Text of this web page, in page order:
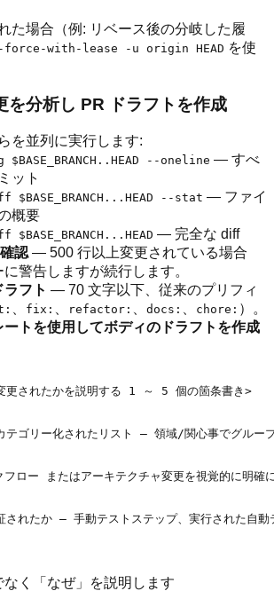
た場合（例: リベース後の分岐した履
with-lease -u origin HEAD を使
を分析し PR ドラフトを作成
を並列に実行します:
--oneline — すべ
ット
--stat — ファイ
概要
— 完全な diff
認 — 500 行以上変更されている場合
警告しますが続行します。
フト — 70 文字以下、従来のプリフィ
fix: refactor: docs: chore: ）。
ートを使用してボディのドラフトを作成
更されたかを説明する 1 ～ 5 個の箇条書き>
テゴリー化されたリスト — 領域/関心事でグルー
ロー またはアーキテクチャ変更を視覚的に明
なく「なぜ」を説明します